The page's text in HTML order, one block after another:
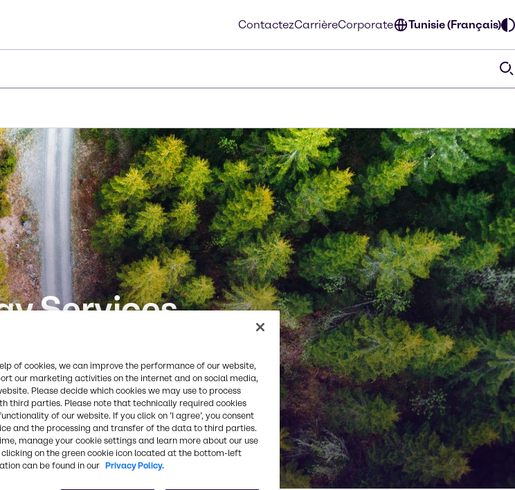
ContactezCarrièreCorporate Tunisie (Français)
Services
of cookies, we can improve the performance of our website,
our marketing activities on the internet and on social media,
Please decide which cookies we may use to process
third parties. Please note that technically required cookies
of our website. If you click on ’I agree’, you consent
and the processing and transfer of the data to third parties.
manage your cookie settings and learn more about our use
clicking on the green cookie icon located at the bottom-left
can be found in our Privacy Policy.